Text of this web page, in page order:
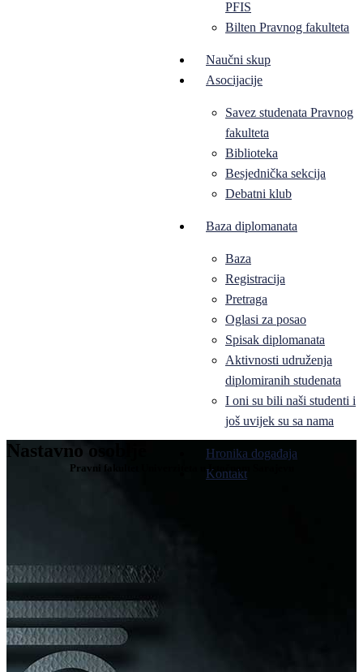
PFIS
Bilten Pravnog fakulteta
Naučni skup
Asocijacije
Savez studenata Pravnog
fakulteta
Biblioteka
Besjednička sekcija
Debatni klub
Baza diplomanata
Baza
Registracija
Pretraga
Oglasi za posao
Spisak diplomanata
Aktivnosti udruženja
diplomiranih studenata
I oni su bili naši studenti i
još uvijek su sa nama
Hronika događaja
Kontakt
Nastavno osoblje
Pravni fakultet Univerziteta u Istočnom Sarajevu